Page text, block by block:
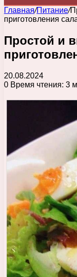
Главная/Питание/
приготовления
Простой и
20.08.2024
0 Время чтения: 3